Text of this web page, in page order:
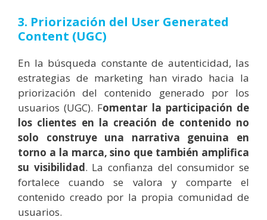
3. Priorización del User Generated
Content (UGC)
En la búsqueda constante de autenticidad, las
estrategias de marketing han virado hacia la
priorización del contenido generado por los
usuarios (UGC). Fomentar la participación de
los clientes en la creación de contenido no
solo construye una narrativa genuina en
torno a la marca, sino que también amplifica
su visibilidad. La confianza del consumidor se
fortalece cuando se valora y comparte el
contenido creado por la propia comunidad de
usuarios.